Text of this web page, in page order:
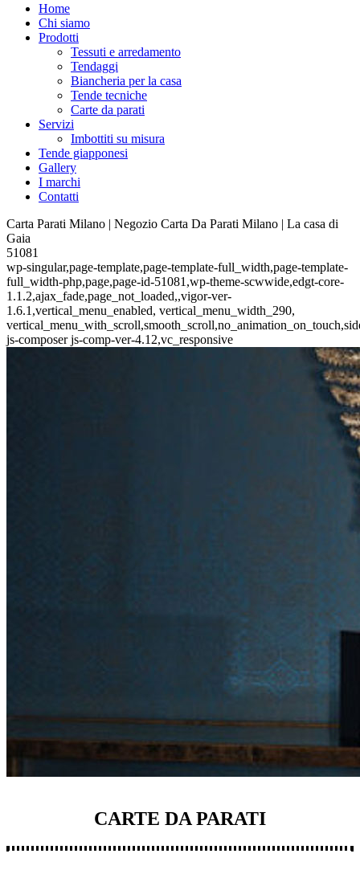
Home
Chi siamo
Prodotti
Tessuti e arredamento
Tendaggi
Biancheria per la casa
Tende tecniche
Carte da parati
Servizi
Imbottiti su misura
Tende giapponesi
Gallery
I marchi
Contatti
Carta Parati Milano | Negozio Carta Da Parati Milano | La casa di
Gaia
51081
wp-singular,page-template,page-template-full_width,page-template-
full_width-php,page,page-id-51081,wp-theme-scwwide,edgt-core-
1.1.2,ajax_fade,page_not_loaded,,vigor-ver-
1.6.1,vertical_menu_enabled, vertical_menu_width_290,
js-composer js-comp-ver-4.12,vc_responsive
CARTE DA PARATI